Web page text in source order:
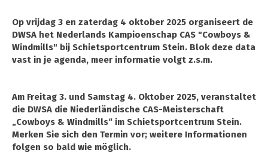
Op vrijdag 3 en zaterdag 4 oktober 2025 organiseert de
DWSA het Nederlands Kampioenschap CAS "Cowboys &
Windmills" bij Schietsportcentrum Stein. Blok deze data
vast in je agenda, meer informatie volgt z.s.m.
Am Freitag 3. und Samstag 4. Oktober 2025, veranstaltet
die DWSA die Niederländische CAS-Meisterschaft
„Cowboys & Windmills“ im Schietsportcentrum Stein.
Merken Sie sich den Termin vor; weitere Informationen
folgen so bald wie möglich.